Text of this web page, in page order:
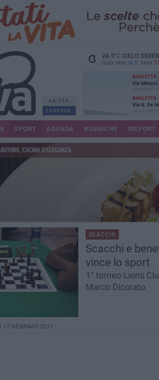
68.713
FANPAGE
24.5°CCIELO
OGGI MIN 24.5° MAX
SPORT AGENDA RUBRICHE IREPORT
SCACCHI
Scacchi e
vince lo sport
1° torneo Lions
Marco Dicorato
17 GENNAIO 2011